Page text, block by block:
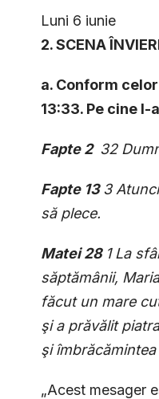
Luni 6 iunie
2. SCENA
a. Conform
13:33. Pe cine l-
Fapte 2 32
Fapte 133
să plece.
Matei 28 1 La
săptămânii,
făcut un mare
şi a prăvălit
şi
„Acest mesager